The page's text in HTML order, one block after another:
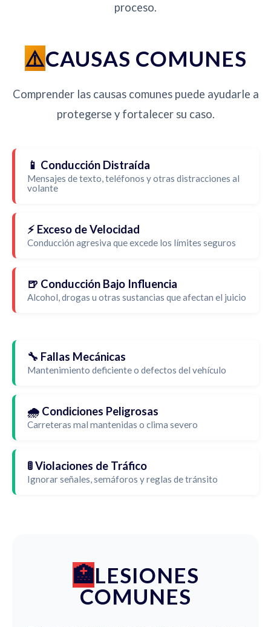
proceso.
CAUSAS COMUNES
Comprender las causas comunes puede ayudarle a
protegerse y fortalecer su caso.
📱 Conducción Distraída
Mensajes de texto, teléfonos y otras distracciones al
volante
⚡ Exceso de Velocidad
Conducción agresiva que excede los límites seguros
🍺 Conducción Bajo Influencia
Alcohol, drogas u otras sustancias que afectan el juicio
🔧 Fallas Mecánicas
Mantenimiento deficiente o defectos del vehículo
🌧️ Condiciones Peligrosas
Carreteras mal mantenidas o clima severo
🚦 Violaciones de Tráfico
Ignorar señales, semáforos y reglas de tránsito
LESIONES
COMUNES